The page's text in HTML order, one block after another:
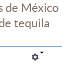
de México
tequila